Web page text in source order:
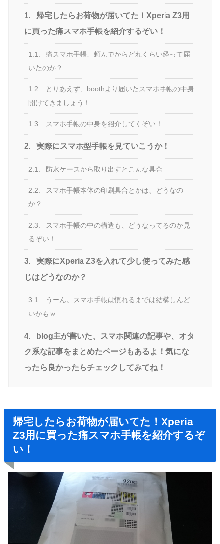
1.
帰宅したらお荷物が届いてた！Xperia Z3用
に買った痛スマホ手帳を紹介するぞい！
1.1.
痛スマホ手帳、頼んでからどれくらい経って届
いたのか？
1.2.
とりあえず、boothより届いたスマホ手帳の中身
開けてきましょう！
1.3. スマホ手帳の中身を紹介してくぞい！
2. 実際にスマホ型手帳を見ていこうか！
2.1. 防水ケースから取り出すとこんな具合
2.2.
スマホ手帳本体の印刷具合とかは、どうなの
か？
2.3.
スマホ手帳の中の構造も、どうなってるのか見
るぞい！
3.
実際にXperia Z3を入れて少し使ってみた感
じはどうなのか？
3.1.
うーん。スマホ手帳は慣れるまでは結構しんど
いかもｗ
4.
blog主が書いた、スマホ関連の記事や、オタ
ク系な記事をまとめたページもあるよ！気にな
ったら良かったらチェックしてみてね！
帰宅したらお荷物が届いてた！Xperia
Z3用に買った痛スマホ手帳を紹介するぞ
い！